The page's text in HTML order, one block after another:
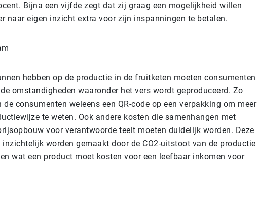
Bijna een vijfde zegt dat zij graag een mogelijkheid willen
naar eigen inzicht extra voor zijn inspanningen te betalen.
hebben op de productie in de fruitketen moeten consumenten
omstandigheden waaronder het vers wordt geproduceerd. Zo
consumenten weleens een QR-code op een verpakking om meer
te weten. Ook andere kosten die samenhangen met
voor verantwoorde teelt moeten duidelijk worden. Deze
inzichtelijk worden gemaakt door de CO2-uitstoot van de productie
wat een product moet kosten voor een leefbaar inkomen voor